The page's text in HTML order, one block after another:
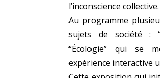
l’inconscience collective.
Au programme
sujets de société :
“Écologie” qui se
expérience interactive